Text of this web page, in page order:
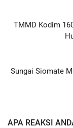
TMMD Kodim
Sungai Siomate
APA REAKSI